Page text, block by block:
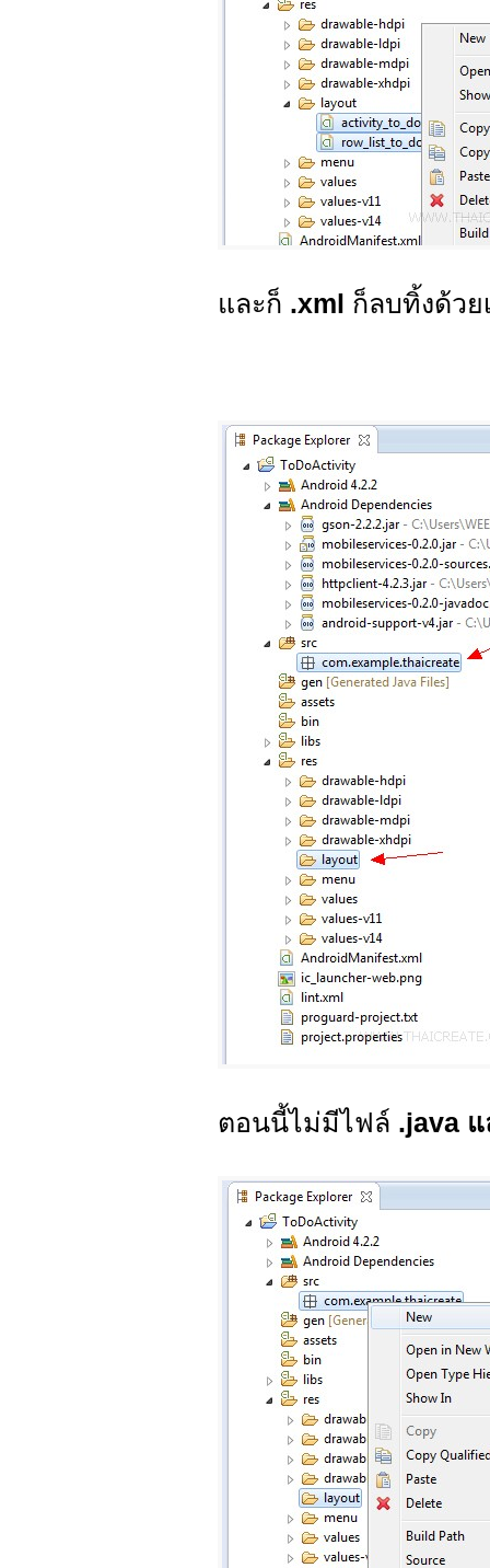
และก็ .xml ก็ลบทิ้งด้ว
ตอนนี้ไม่มีไฟล์ .java